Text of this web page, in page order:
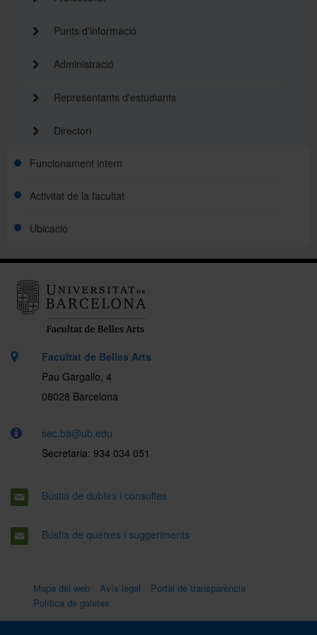
Punts d'informació
Administració
Representants d'estudiants
Directori
Funcionament intern
Activitat de la facultat
Ubicació
Facultat de Belles Arts
Pau Gargallo, 4
08028 Barcelona
sec.ba@ub.edu
Secretaria: 934 034 051
Bústia de dubtes i consultes
Bústia de queixes i suggeriments
Mapa del web Avís legal
Portal de transparència
Política de galetes